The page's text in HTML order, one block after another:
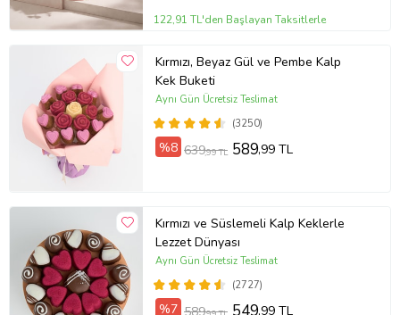
122,91 TL'den Başlayan Taksitlerle
Kırmızı, Beyaz Gül ve Pembe Kalp
Kek Buketi
(3250)
Aynı Gün Ücretsiz Teslimat
%8 639,99 TL 589,99 TL
Kırmızı ve Süslemeli Kalp Keklerle
Lezzet Dünyası
(2727)
Aynı Gün Ücretsiz Teslimat
%7 ,99 TL